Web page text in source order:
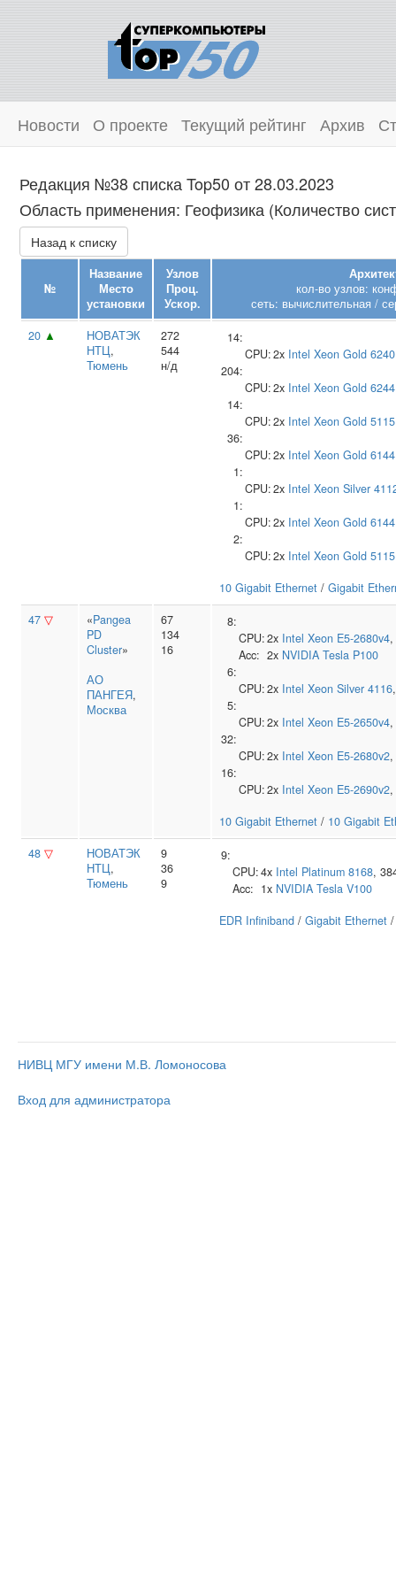
Новости О проекте Текущий рейтинг Архив
Редакция №38 списка Top50 от 28.03.2023
Область применения: Геофизика (Количество
Назад к списку
№
Название
Место
установки
Узлов
Проц.
Ускор.
кол-во узлов:
сеть: вычислительная /
20 ▲
НОВАТЭК
НТЦ,
Тюмень
272
544
н/д
14:
CPU:2x Intel Xeon Gold 6240
204:
CPU:2x Intel Xeon Gold 6244
14:
CPU:2x Intel Xeon Gold 5115
36:
CPU:2x Intel Xeon Gold 6144
1:
CPU:2x Intel Xeon Silver
1:
CPU:2x Intel Xeon Gold 6144
2:
CPU:2x Intel Xeon Gold 5115
10 Gigabit Ethernet / Gigabit
47 ▽ «Pangea
PD
Cluster»
АО
ПАНГЕЯ,
Москва
67
134
16
8:
CPU:2x Intel Xeon E5-2680v4
Acc: 2x NVIDIA Tesla P100
6:
CPU:2x Intel Xeon Silver 4116
5:
CPU:2x Intel Xeon E5-2650v4
32:
CPU:2x Intel Xeon E5-2680v2
16:
CPU:2x Intel Xeon E5-2690v2
10 Gigabit Ethernet / 10 Gigabit
48 ▽
НОВАТЭК
НТЦ,
Тюмень
9
36
9
9:
CPU:4x Intel Platinum 8168,
Acc: 1x NVIDIA Tesla V100
EDR Infiniband / Gigabit Ethernet
НИВЦ МГУ имени М.В. Ломоносова
Вход для администратора